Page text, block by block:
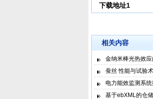
下载地址1
相关内容
金纳米棒光热效
蚕丝 性能与试验
电力能效监测系
基于ebXML的仓